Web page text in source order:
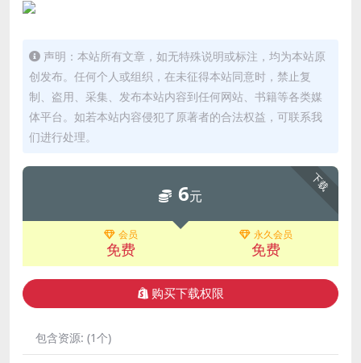
声明：本站所有文章，如无特殊说明或标注，均为本站原
创发布。任何个人或组织，在未征得本站同意时，禁止复
制、盗用、采集、发布本站内容到任何网站、书籍等各类媒
体平台。如若本站内容侵犯了原著者的合法权益，可联系我
们进行处理。
下载
6元
会员
免费
永久会员
免费
购买下载权限
包含资源: (1个)